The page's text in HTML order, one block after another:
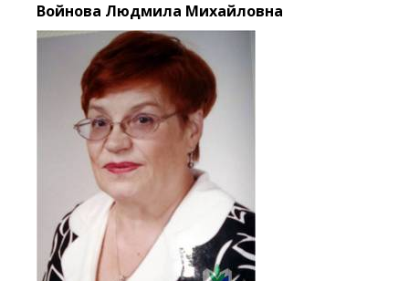
Войнова Людмила Михайловна